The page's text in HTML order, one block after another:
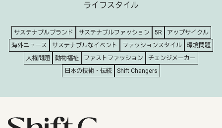
ライフスタイル
サステナブルブランド サステナブルファッション 5R
アップサイクル
海外ニュース
サステナブルなイベント ファッションスタイル
環境問題
人権問題
動物福祉 ファストファッション
チェンジメーカー
日本の技術・伝統
Shift Changers